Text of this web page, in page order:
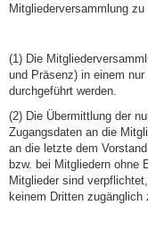
Mitgliederversammlung zu
(1) Die
und Präsenz) in einem
durchgeführt werden.
(2) Die Übermittlung der
Zugangsdaten an die
an die letzte dem
bzw. bei Mitgliedern ohne
Mitglieder sind
keinem Dritten zugänglich